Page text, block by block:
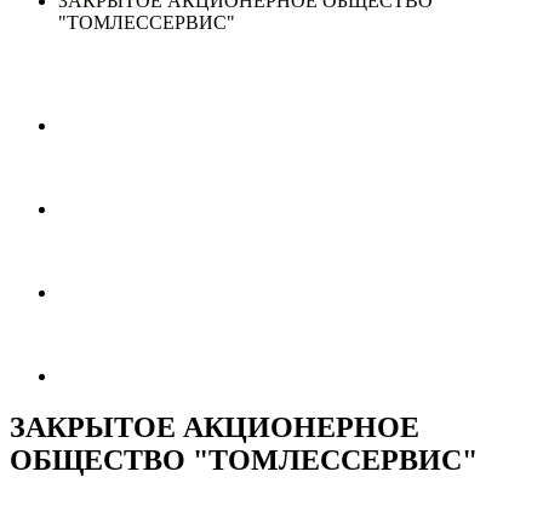
"ТОМЛЕССЕРВИС"
ЗАКРЫТОЕ АКЦИОНЕРНОЕ
ОБЩЕСТВО "ТОМЛЕССЕРВИС"